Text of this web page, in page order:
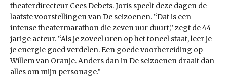
theaterdirecteur Cees Debets. Joris speelt deze dagen de
laatste voorstellingen van De seizoenen. “Dat is een
intense theatermarathon die zeven uur duurt,” zegt de 44-
jarige acteur. “Als je zoveel uren op het toneel staat, leer je
je energie goed verdelen. Een goede voorbereiding op
Willem van Oranje. Anders dan in De seizoenen draait dan
alles om mijn personage.”